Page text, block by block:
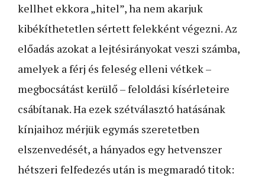
kellhet ekkora „hitel”, ha nem akarjuk
kibékíthetetlen sértett felekként végezni. Az
előadás azokat a lejtésirányokat veszi számba,
amelyek a férj és feleség elleni vétkek –
megbocsátást kerülő – feloldási kísérleteire
csábítanak. Ha ezek szétválasztó hatásának
kínjaihoz mérjük egymás szeretetben
elszenvedését, a hányados egy hetvenszer
hétszeri felfedezés után is megmaradó titok: